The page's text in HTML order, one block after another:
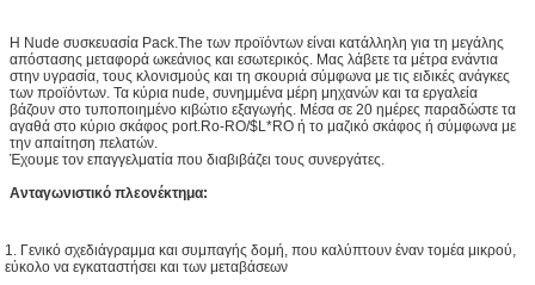
Η Nude συσκευασία Pack.The των προϊόντων είναι κατάλληλη για τη μεγάλης
απόστασης μεταφορά ωκεάνιος και εσωτερικός. Μας λάβετε τα μέτρα ενάντια
στην υγρασία, τους κλονισμούς και τη σκουριά σύμφωνα με τις ειδικές ανάγκες
των προϊόντων. Τα κύρια nude, συνημμένα μέρη μηχανών και τα εργαλεία
βάζουν στο τυποποιημένο κιβώτιο εξαγωγής. Μέσα σε 20 ημέρες παραδώστε τα
αγαθά στο κύριο σκάφος port.Ro-RO/$L*RO ή το μαζικό σκάφος ή σύμφωνα με
την απαίτηση πελατών.
Έχουμε τον επαγγελματία που διαβιβάζει τους συνεργάτες.
Ανταγωνιστικό πλεονέκτημα:
1. Γενικό σχεδιάγραμμα και συμπαγής δομή, που καλύπτουν έναν τομέα μικρού,
εύκολο να εγκαταστήσει και των μεταβάσεων